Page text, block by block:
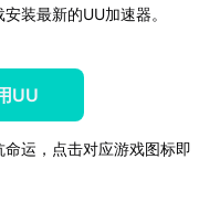
装最新的UU加速器。
UU
运，点击对应游戏图标即